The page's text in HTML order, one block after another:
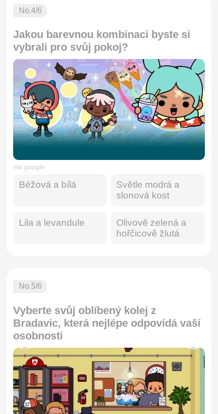
No.4/6
Jakou barevnou kombinaci byste si
vybrali pro svůj pokoj?
via google
Béžová a bílá
Světle modrá a
slonová kost
Lila a levandule
Olivově zelená a
hořčicově žlutá
No.5/6
Vyberte svůj oblíbený kolej z
Bradavic, která nejlépe odpovídá vaší
osobnosti